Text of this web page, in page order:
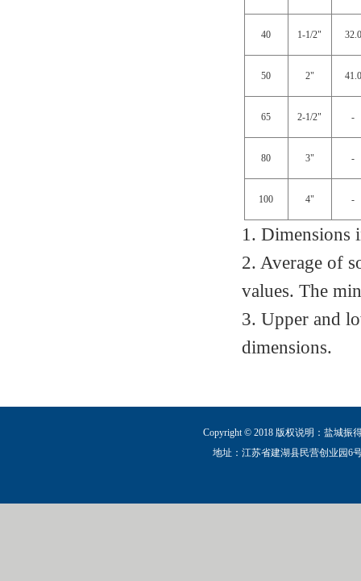
40 1-1/2" 32.0
50 2" 41.0
65 2-1/2" -
80 3" -
100 4" -
1. Dimensions
2. Average of
values. The
3. Upper and
dimensions.
Copyright © 2018 版权说明：盐城
地址：江苏省建湖县民营创业园6